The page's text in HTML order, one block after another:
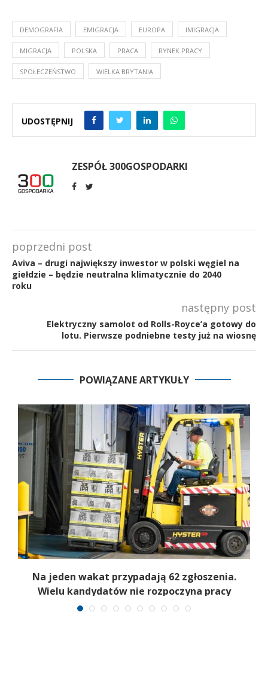
DEMOGRAFIA EMIGRACJA EUROPA IMIGRACJA
MIGRACJA POLSKA PRACA RYNEK PRACY
SPOŁECZEŃSTWO WIELKA BRYTANIA
UDOSTĘPNIJ
ZESPÓŁ 300GOSPODARKI
poprzedni post
Aviva – drugi największy inwestor w polski węgiel na
giełdzie – będzie neutralna klimatycznie do 2040
roku
następny post
Elektryczny samolot od Rolls-Royce’a gotowy do
lotu. Pierwsze podniebne testy już na wiosnę
POWIĄZANE ARTYKUŁY
Na jeden wakat przypadają 62 zgłoszenia.
Wielu kandydatów nie rozpoczyna pracy